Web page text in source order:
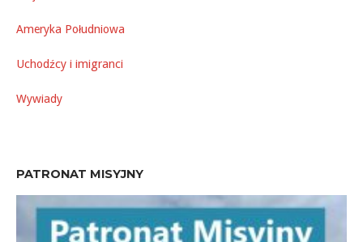
Ameryka Południowa
Uchodźcy i imigranci
Wywiady
PATRONAT MISYJNY